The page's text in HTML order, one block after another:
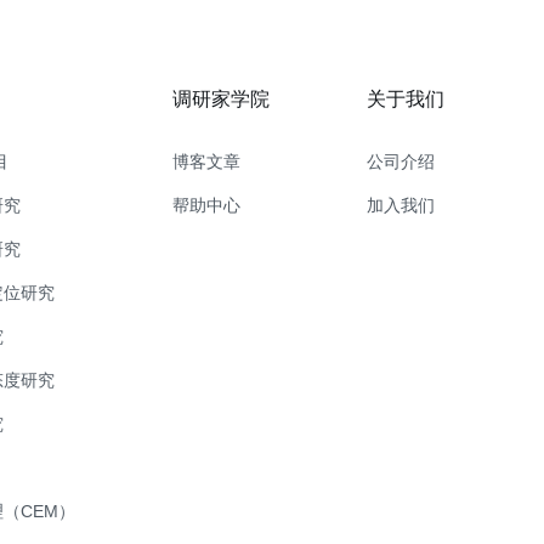
究
究
研究
研究
CEM）
调研家学院
博客文章
帮助中心
关于我们
公司介绍
加入我们